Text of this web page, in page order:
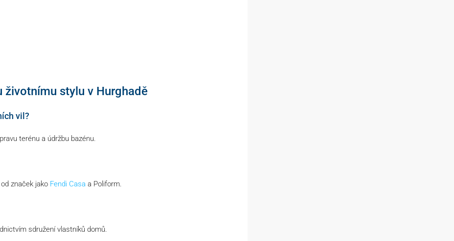
životnímu stylu v Hurghadě
vil?
terénu a údržbu bazénu.
značek jako Fendi Casa a Poliform.
sdružení vlastníků domů.